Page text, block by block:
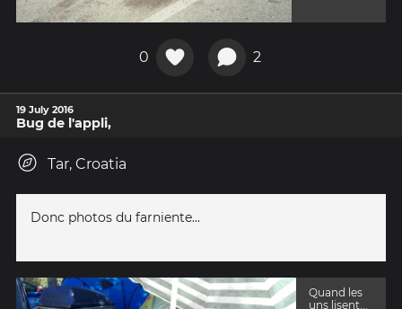
0 2
19 July 2016
Bug de l'appli,
Tar, Croatia
Donc photos du farniente...
Quand les
uns lisent...